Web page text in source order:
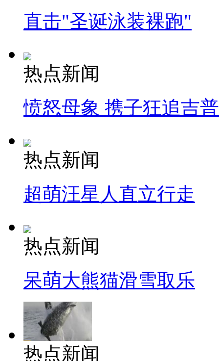
直击"圣诞泳装裸跑"
热点新闻
愤怒母象 携子狂追吉
热点新闻
超萌汪星人直立行走
热点新闻
呆萌大熊猫滑雪取乐
热点新闻